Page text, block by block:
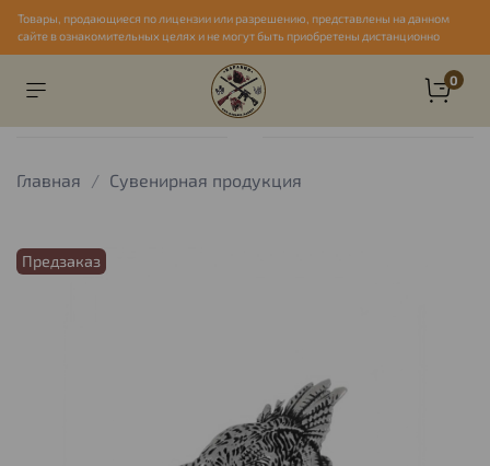
Товары, продающиеся по лицензии или разрешению, представлены на данном
сайте в ознакомительных целях и не могут быть приобретены дистанционно
0
Главная Сувенирная продукция
Предзаказ